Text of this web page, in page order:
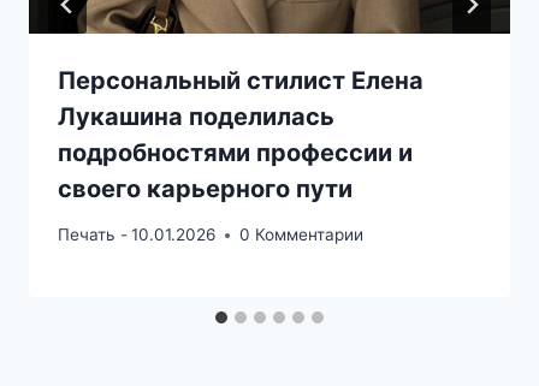
Персональный стилист Елена
Лукашина поделилась
подробностями профессии и
своего карьерного пути
Печать -10.01.2026 0 Комментарии